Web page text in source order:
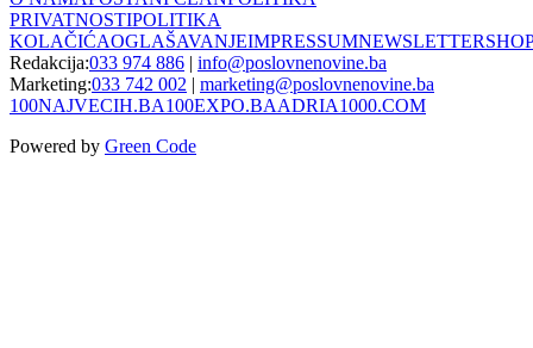
PRIVATNOSTIPOLITIKA
KOLAČIĆAOGLAŠAVANJEIMPRESSUMNEWSLETTER
Redakcija:033 974 886 | info@poslovnenovine.ba
Marketing:033 742 002 | marketing@poslovnenovine.ba
100NAJVECIH.BA100EXPO.BAADRIA1000.COM
Powered by Green Code